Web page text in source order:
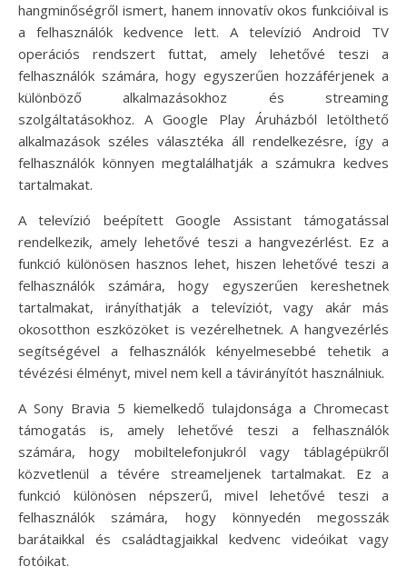
hangminőségről ismert, hanem innovatív okos funkcióival is
a felhasználók kedvence lett. A televízió Android TV
operációs rendszert futtat, amely lehetővé teszi a
felhasználók számára, hogy egyszerűen hozzáférjenek a
különböző alkalmazásokhoz és streaming
szolgáltatásokhoz. A Google Play Áruházból letölthető
alkalmazások széles választéka áll rendelkezésre, így a
felhasználók könnyen megtalálhatják a számukra kedves
tartalmakat.
A televízió beépített Google Assistant támogatással
rendelkezik, amely lehetővé teszi a hangvezérlést. Ez a
funkció különösen hasznos lehet, hiszen lehetővé teszi a
felhasználók számára, hogy egyszerűen kereshetnek
tartalmakat, irányíthatják a televíziót, vagy akár más
okosotthon eszközöket is vezérelhetnek. A hangvezérlés
segítségével a felhasználók kényelmesebbé tehetik a
tévézési élményt, mivel nem kell a távirányítót használniuk.
A Sony Bravia 5 kiemelkedő tulajdonsága a Chromecast
támogatás is, amely lehetővé teszi a felhasználók
számára, hogy mobiltelefonjukról vagy táblagépükről
közvetlenül a tévére streameljenek tartalmakat. Ez a
funkció különösen népszerű, mivel lehetővé teszi a
felhasználók számára, hogy könnyedén megosszák
barátaikkal és családtagjaikkal kedvenc videóikat vagy
fotóikat.